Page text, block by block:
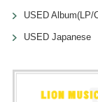
USED Album(LP/
USED Japanese